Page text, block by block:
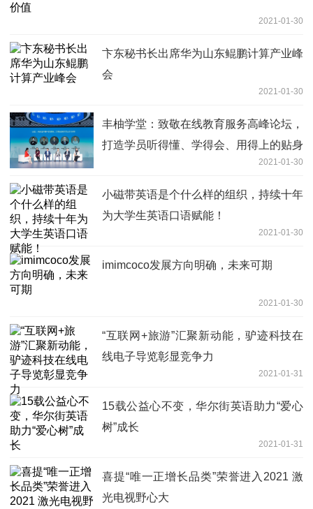
2021-01-30
卞东秘书长出席华为山东鲲鹏计算产业峰
会
2021-01-30
丰柚学堂：致敬在线教育服务高峰论坛，
打造学员听得懂、学得会、用得上的贴身
2021-01-30
小磁带英语是个什么样的组织，持续十年
为大学生英语口语赋能！
2021-01-30
imimcoco发展方向明确，未来可期
2021-01-30
“互联网+旅游”汇聚新动能，驴迹科技在
线电子导览彰显竞争力
2021-01-31
15载公益心不变，华尔街英语助力“爱心
树”成长
2021-01-31
喜提“唯一正增长品类”荣誉进入2021 激
光电视野心大